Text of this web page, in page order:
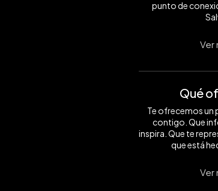
punto de
Ver
Qué
Te ofrecemos un
contigo. Que
inspira. Que te
que está
Ver